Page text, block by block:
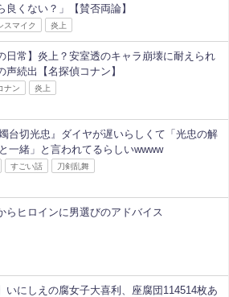
良くない？」【賛否両論】
スマイク 炎上
日常】炎上？安室透のキャラ崩壊に耐えられ
声続出【名探偵コナン】
ナン 炎上
燭台切光忠』ダイヤが遅いらしくて「光忠の解
一緒」と言われてるらしいwwww
すごい話 刀剣乱舞
らヒロインに男選びのアドバイス
いにしえの腐女子大喜利、座腐団114514枚あ